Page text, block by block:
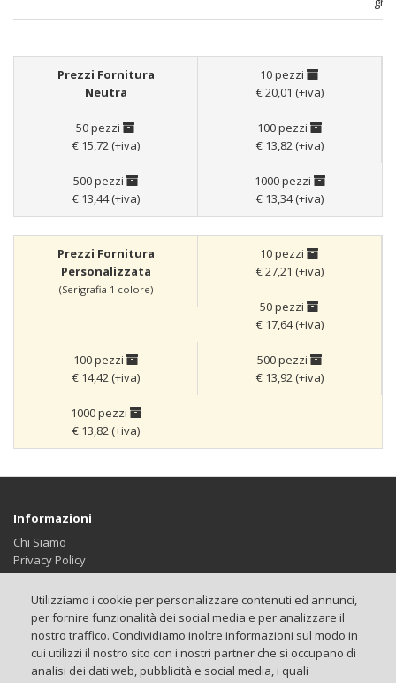
Prezzi Fornitura
Neutra
10 pezzi
€ 20,01 (+iva)
50 pezzi
€ 15,72 (+iva)
100 pezzi
€ 13,82 (+iva)
500 pezzi
€ 13,44 (+iva)
1000 pezzi
€ 13,34 (+iva)
Prezzi Fornitura
Personalizzata
(Serigrafia 1 colore)
10 pezzi
€ 27,21 (+iva)
50 pezzi
€ 17,64 (+iva)
100 pezzi
€ 14,42 (+iva)
500 pezzi
€ 13,92 (+iva)
1000 pezzi
€ 13,82 (+iva)
Informazioni
Chi Siamo
Privacy Policy
Termini & Condizioni
Impostazione Cookie
Servizio Clienti
Contattaci
Brand
Utilizziamo i cookie per personalizzare contenuti ed annunci,
per fornire funzionalità dei social media e per analizzare il
nostro traffico. Condividiamo inoltre informazioni sul modo in
cui utilizzi il nostro sito con i nostri partner che si occupano di
analisi dei dati web, pubblicità e social media, i quali